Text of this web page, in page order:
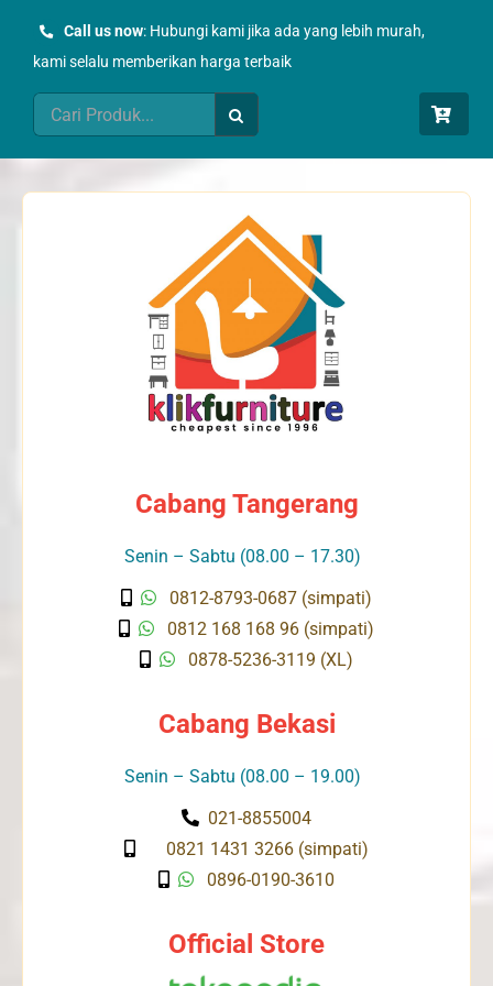
Call us now: Hubungi kami jika ada yang lebih murah,
kami selalu memberikan harga terbaik
Search
for:
Cabang Tangerang
Senin – Sabtu (08.00 – 17.30)
0812-8793-0687 (simpati)
0812 168 168 96 (simpati)
0878-5236-3119 (XL)
Cabang Bekasi
Senin – Sabtu (08.00 – 19.00)
021-8855004
0821 1431 3266 (simpati)
0896-0190-3610
Official Store